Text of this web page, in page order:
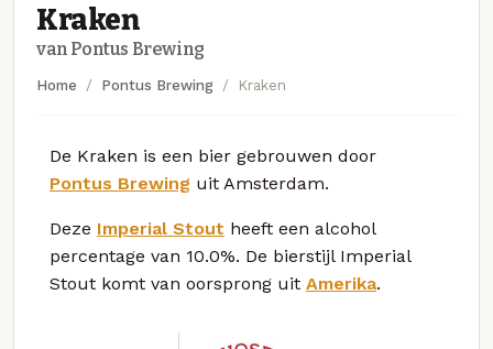
Kraken
van Pontus Brewing
Home Pontus Brewing Kraken
De Kraken is een bier gebrouwen door
Pontus Brewing uit Amsterdam.
Deze Imperial Stout heeft een alcohol
percentage van 10.0%. De bierstijl Imperial
Stout komt van oorsprong uit Amerika.